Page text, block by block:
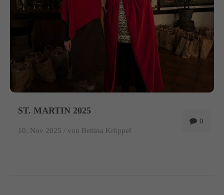
0
ST. MARTIN 2025
10. Nov 2025 / von Bettina Kröppel